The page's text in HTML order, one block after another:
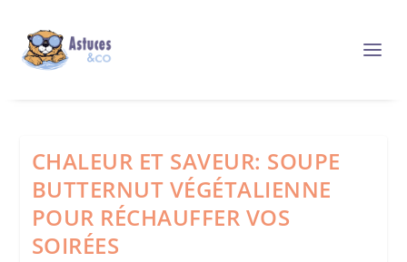
CHALEUR ET SAVEUR: SOUPE
BUTTERNUT VÉGÉTALIENNE
POUR RÉCHAUFFER VOS
SOIRÉES